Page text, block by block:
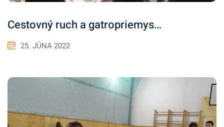
Cestovný ruch a gatropriemys…
25. JÚNA 2022